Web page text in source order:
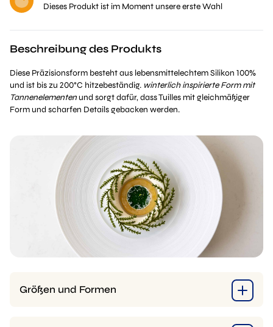
Dieses Produkt ist im Moment unsere erste Wahl
Beschreibung des Produkts
Diese Präzisionsform besteht aus lebensmittelechtem Silikon 100%
und ist bis zu 200°C hitzebeständig. winterlich inspirierte Form mit
Tannenelementen und sorgt dafür, dass Tuilles mit gleichmäßiger
Form und scharfen Details gebacken werden.
Größen und Formen